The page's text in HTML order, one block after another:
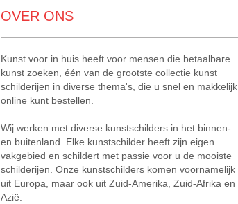
OVER ONS
Kunst voor in huis heeft voor mensen die betaalbare
kunst zoeken, één van de grootste collectie kunst
schilderijen in diverse thema's, die u snel en makkelijk
online kunt bestellen.
Wij werken met diverse kunstschilders in het binnen-
en buitenland. Elke kunstschilder heeft zijn eigen
vakgebied en schildert met passie voor u de mooiste
schilderijen. Onze kunstschilders komen voornamelijk
uit Europa, maar ook uit Zuid-Amerika, Zuid-Afrika en
Azië.